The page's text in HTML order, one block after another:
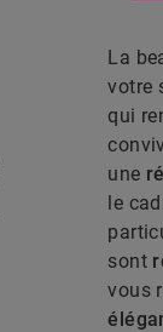
La
votre
qui
une
le
sont
vous